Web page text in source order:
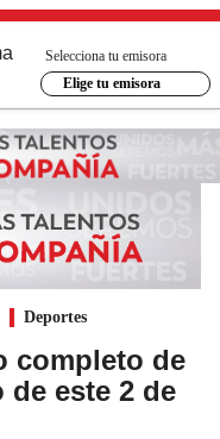
Selecciona tu emisora
Elige tu emisora
Deportes
completo de
de este 2 de